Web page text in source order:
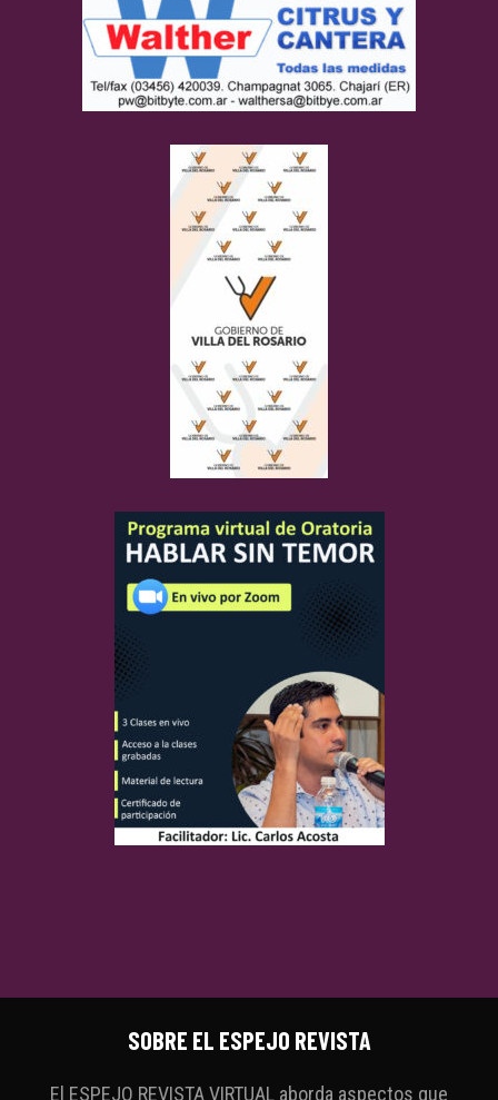
SOBRE EL ESPEJO REVISTA
El ESPEJO REVISTA VIRTUAL aborda aspectos que